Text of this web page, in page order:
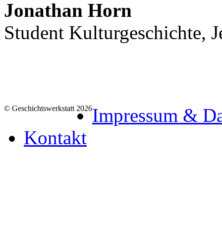
Jonathan Horn
Student Kulturgeschichte,
© Geschichtswerkstatt 2026Impressum &
Kontakt